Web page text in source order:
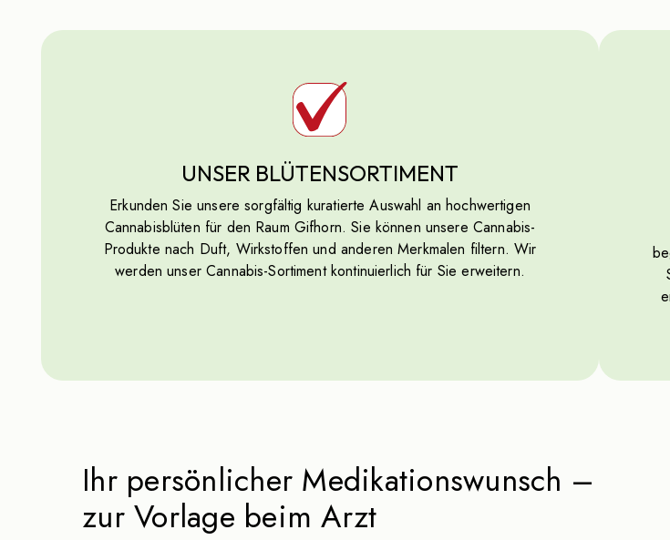
UNSER BLÜTENSORTIMENT
Erkunden Sie unsere sorgfältig kuratierte Auswahl an hochwertigen
Cannabisblüten für den Raum Gifhorn. Sie können unsere Cannabis-
Produkte nach Duft, Wirkstoffen und anderen Merkmalen filtern. Wir
werden unser Cannabis-Sortiment kontinuierlich für Sie erweitern.
Ihr persönlicher Medikationswunsch –
zur Vorlage beim Arzt